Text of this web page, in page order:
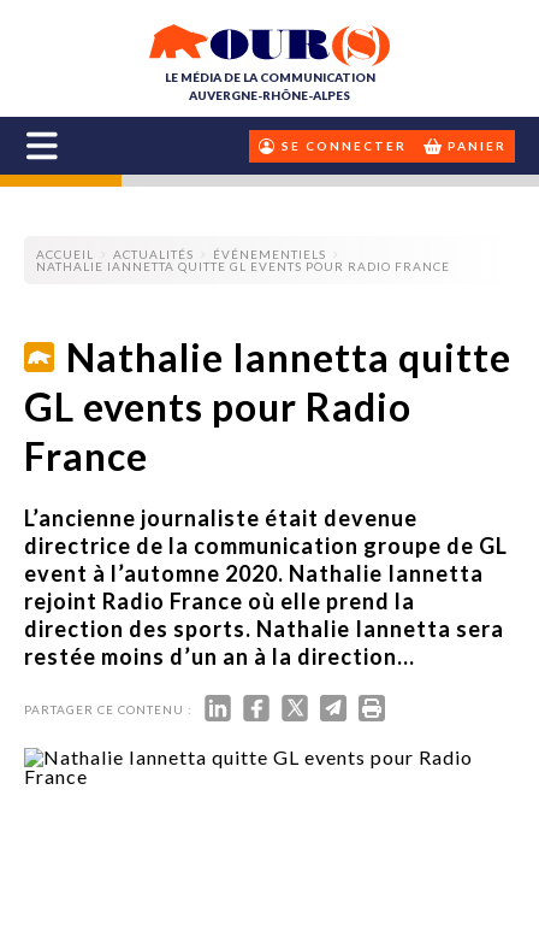
LE MÉDIA DE LA COMMUNICATION
AUVERGNE-RHÔNE-ALPES
SE CONNECTER PANIER
ACCUEIL ACTUALITÉS
ÉVÉNEMENTIELS
NATHALIE IANNETTA QUITTE GL EVENTS POUR RADIO FRANCE
Nathalie Iannetta quitte
GL events pour Radio
France
L’ancienne journaliste était devenue
directrice de la communication groupe de GL
event à l’automne 2020. Nathalie Iannetta
rejoint Radio France où elle prend la
direction des sports. Nathalie Iannetta sera
restée moins d’un an à la direction...
PARTAGER CE CONTENU :